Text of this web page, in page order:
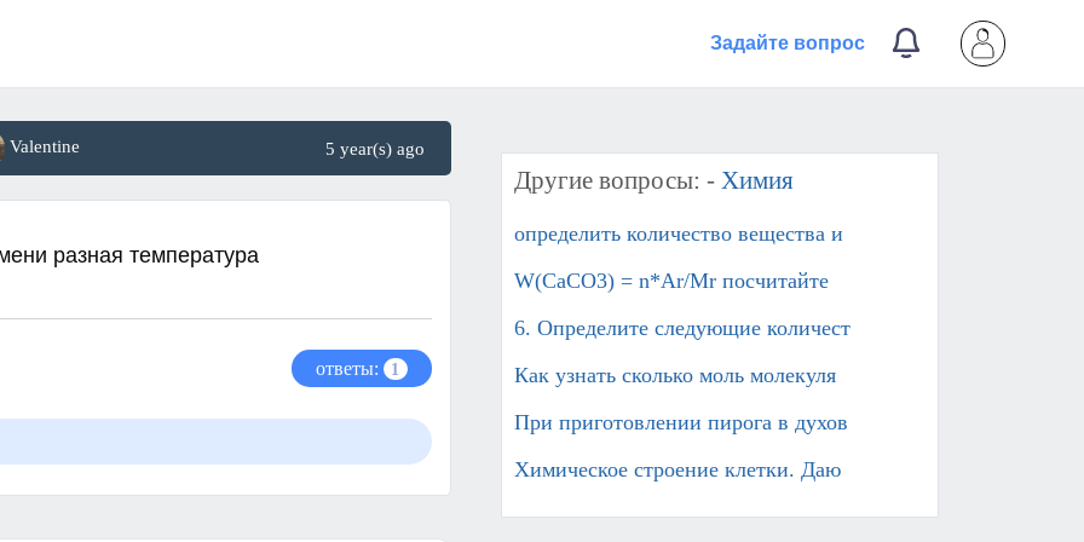
Задайте вопрос
Valentine 5 year(s) ago
разная температура
ответы: 1
Другие вопросы: - Химия
определить количество вещества и
W(CaCO3) = n*Ar/Mr посчитайте​
6. Определите следующие количест
Как узнать сколько моль молекуля
При приготовлении пирога в духов
Химическое строение клетки. Даю